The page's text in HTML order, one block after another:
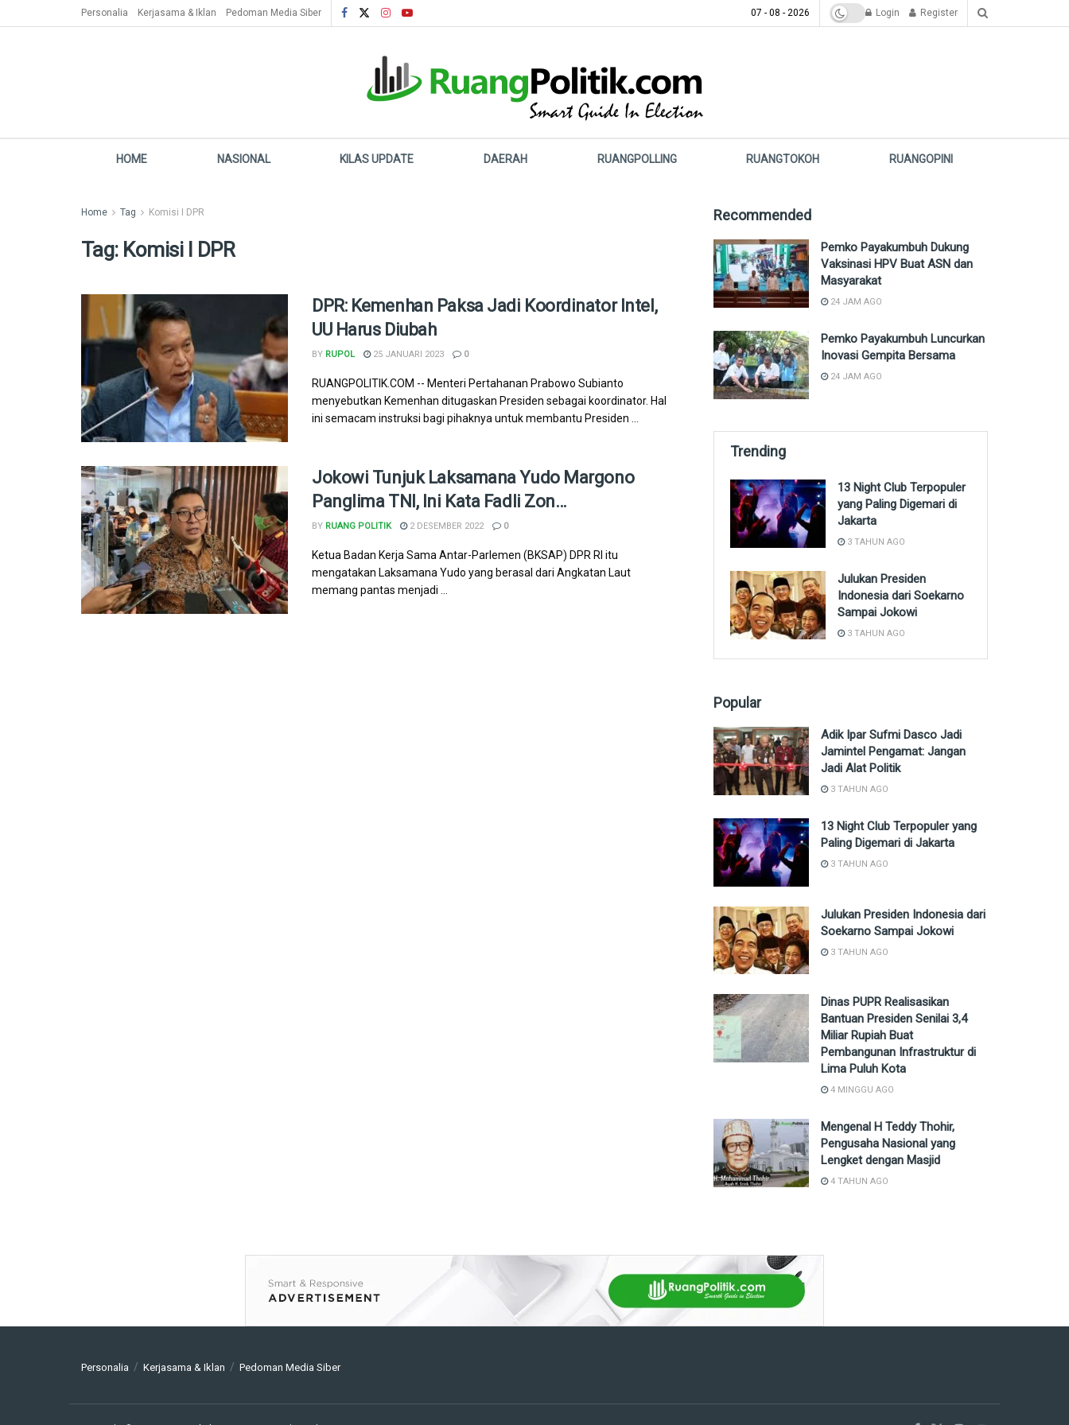
Personalia Kerjasama & Iklan Pedoman Media Siber 07 - 08 - 2026 Login Register
HOME NASIONAL KILAS UPDATE DAERAH RUANGPOLLING RUANGTOKOH RUANGOPINI
Home Tag Komisi I DPR
Tag: Komisi I DPR
DPR: Kemenhan Paksa Jadi Koordinator Intel,
UU Harus Diubah
BY RUPOL 25 JANUARI 2023 0
RUANGPOLITIK.COM -- Menteri Pertahanan Prabowo Subianto
menyebutkan Kemenhan ditugaskan Presiden sebagai koordinator. Hal
ini semacam instruksi bagi pihaknya untuk membantu Presiden ...
Jokowi Tunjuk Laksamana Yudo Margono
Panglima TNI, Ini Kata Fadli Zon…
BY RUANG POLITIK 2 DESEMBER 2022 0
Ketua Badan Kerja Sama Antar-Parlemen (BKSAP) DPR RI itu
mengatakan Laksamana Yudo yang berasal dari Angkatan Laut
memang pantas menjadi ...
Recommended
Pemko Payakumbuh Dukung
Vaksinasi HPV Buat ASN dan
Masyarakat
24 JAM AGO
Pemko Payakumbuh Luncurkan
Inovasi Gempita Bersama
24 JAM AGO
Trending
13 Night Club Terpopuler
yang Paling Digemari di
Jakarta
3 TAHUN AGO
Julukan Presiden
Indonesia dari Soekarno
Sampai Jokowi
3 TAHUN AGO
Popular
Adik Ipar Sufmi Dasco Jadi
Jamintel Pengamat: Jangan
Jadi Alat Politik
3 TAHUN AGO
13 Night Club Terpopuler yang
Paling Digemari di Jakarta
3 TAHUN AGO
Julukan Presiden Indonesia dari
Soekarno Sampai Jokowi
3 TAHUN AGO
Dinas PUPR Realisasikan
Bantuan Presiden Senilai 3,4
Miliar Rupiah Buat
Pembangunan Infrastruktur di
Lima Puluh Kota
4 MINGGU AGO
Mengenal H Teddy Thohir,
Pengusaha Nasional yang
Lengket dengan Masjid
4 TAHUN AGO
Personalia Kerjasama & Iklan Pedoman Media Siber